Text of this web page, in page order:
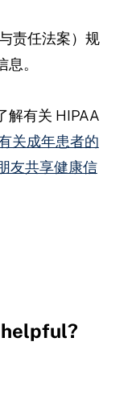
责任法案）规
。
解有关 HIPAA
关成年患者的
友共享健康信